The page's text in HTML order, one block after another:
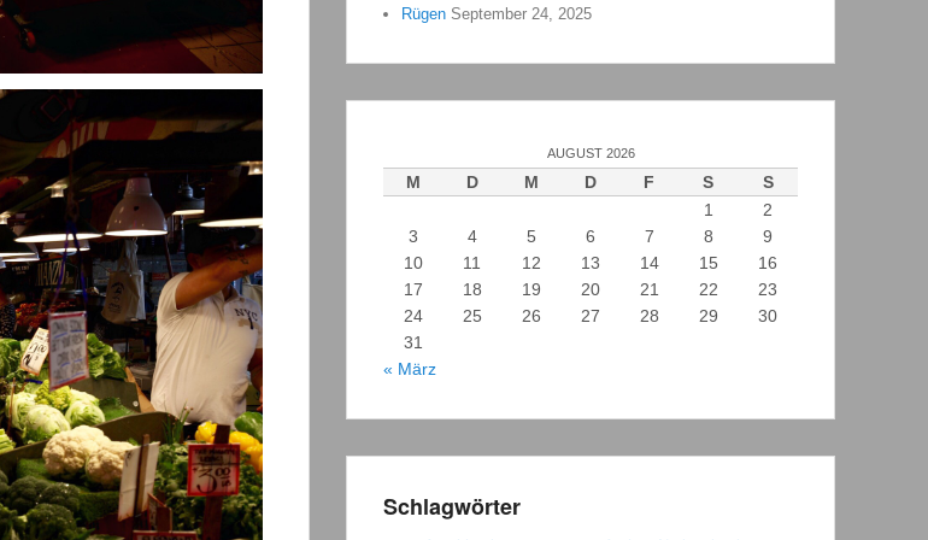
Rügen September 24, 2025
AUGUST 2026
M D M D F S
S
1
2
3
4 5 6 7 8
9
10
11 12 13 14 15
16
17
18 19 20 21 22
23
24
25 26 27 28 29
30
31
« März
Schlagwörter